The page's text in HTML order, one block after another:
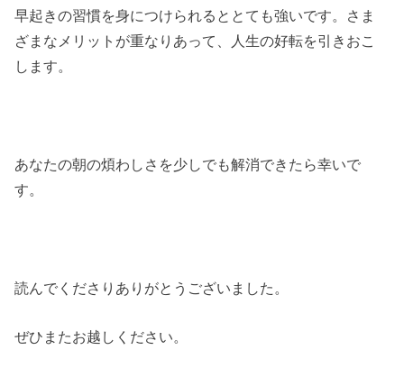
早起きの習慣を身につけられるととても強いです。さま
ざまなメリットが重なりあって、人生の好転を引きおこ
します。
あなたの朝の煩わしさを少しでも解消できたら幸いで
す。
読んでくださりありがとうございました。
ぜひまたお越しください。